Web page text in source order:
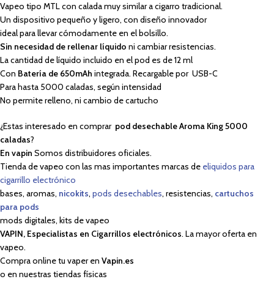
Vapeo tipo MTL con calada muy similar a cigarro tradicional.
Un dispositivo pequeño y ligero, con diseño innovador
ideal para llevar cómodamente en el bolsillo.
Sin necesidad de rellenar líquido ni cambiar resistencias.
La cantidad de líquido incluido en el pod es de 12 ml
Con Batería de 650mAh integrada. Recargable por USB-C
Para hasta 5000 caladas, según intensidad
No permite relleno, ni cambio de cartucho
¿Estas interesado en comprar pod desechable Aroma King 5000
caladas?
En vapin Somos distribuidores oficiales.
Tienda de vapeo con las mas importantes marcas de eliquidos para
cigarrillo electrónico
bases, aromas, nicokits, pods desechables, resistencias, cartuchos
para pods
mods digitales, kits de vapeo
VAPIN, Especialistas en Cigarrillos electrónicos. La mayor oferta en
vapeo.
Compra online tu vaper en Vapin.es
o en nuestras tiendas físicas